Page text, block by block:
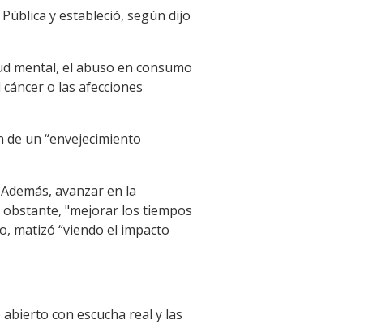
y estableció, según dijo
mental, el abuso en consumo
o las afecciones
un “envejecimiento
avanzar en la
obstante, "mejorar los tiempos
matizó “viendo el impacto
con escucha real y las